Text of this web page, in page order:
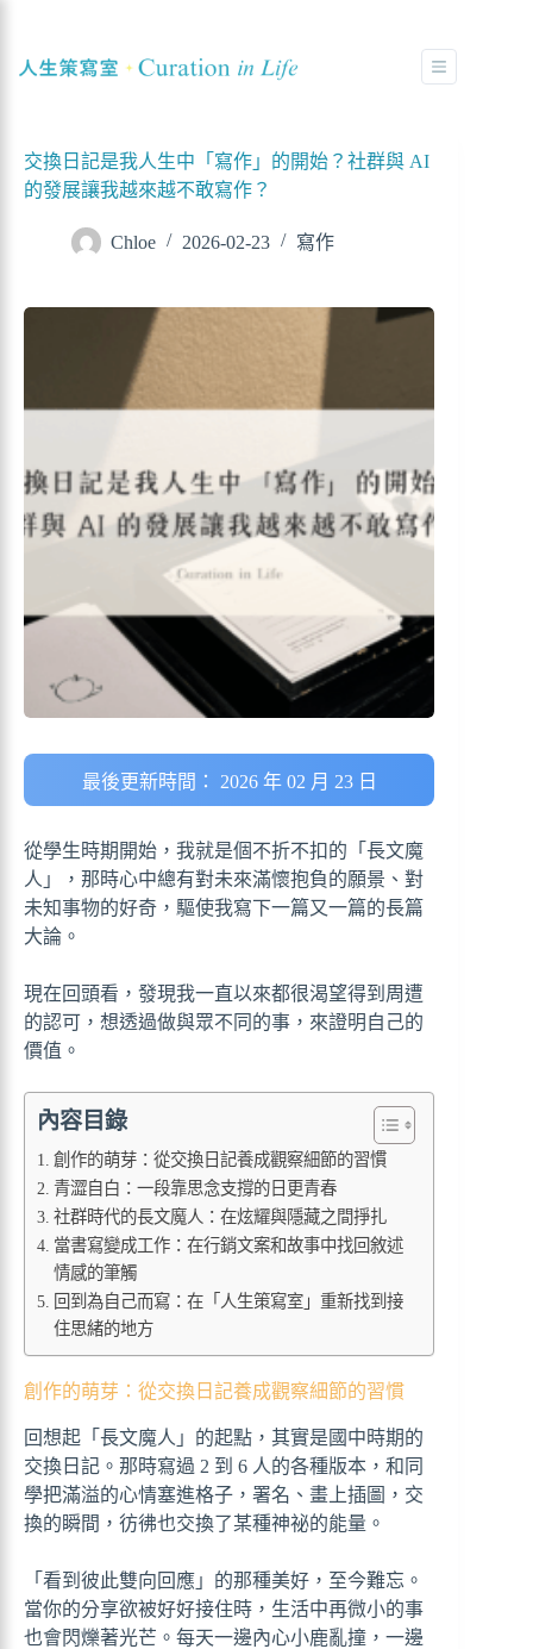
交換日記是我人生中「寫作」的開始？社群與 AI
的發展讓我越來越不敢寫作？
Chloe 2026-02-23 寫作
最後更新時間： 2026 年 02 月 23 日
從學生時期開始，我就是個不折不扣的「長文魔
人」，那時心中總有對未來滿懷抱負的願景、對
未知事物的好奇，驅使我寫下一篇又一篇的長篇
大論。
現在回頭看，發現我一直以來都很渴望得到周遭
的認可，想透過做與眾不同的事，來證明自己的
價值。
內容目錄
創作的萌芽：從交換日記養成觀察細節的習慣
青澀自白：一段靠思念支撐的日更青春
社群時代的長文魔人：在炫耀與隱藏之間掙扎
當書寫變成工作：在行銷文案和故事中找回敘述
情感的筆觸
回到為自己而寫：在「人生策寫室」重新找到接
住思緒的地方
創作的萌芽：從交換日記養成觀察細節的習慣
回想起「長文魔人」的起點，其實是國中時期的
交換日記。那時寫過 2 到 6 人的各種版本，和同
學把滿溢的心情塞進格子，署名、畫上插圖，交
換的瞬間，彷彿也交換了某種神祕的能量。
「看到彼此雙向回應」的那種美好，至今難忘。
當你的分享欲被好好接住時，生活中再微小的事
也會閃爍著光芒。每天一邊內心小鹿亂撞，一邊